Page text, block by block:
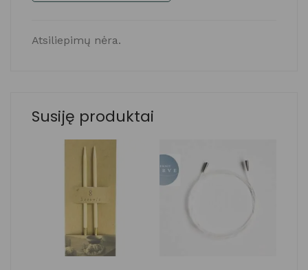
Atsiliepimų nėra.
Susiję produktai